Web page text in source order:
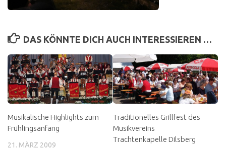
DAS KÖNNTE DICH AUCH INTERESSIEREN …
Musikalische Highlights zum
Frühlingsanfang
21. MÄRZ 2009
Traditionelles Grillfest des
Musikvereins
Trachtenkapelle Dilsberg